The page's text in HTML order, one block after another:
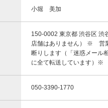
小堀 美加
150-0002 東京都 渋谷区 渋
店舗はありません） ※ 営
断りします（「迷惑メール
に全て転送しています）※
050-3390-1770